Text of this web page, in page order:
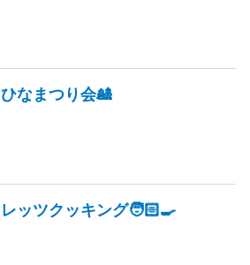
ひなまつり会🎎
レッツクッキング🧑🏻‍🍳